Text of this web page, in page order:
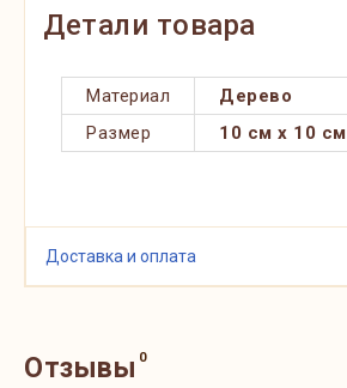
Детали товара
Материал
Дерево
Размер
10 см x 10 см
Доставка и оплата
Отзывы 0